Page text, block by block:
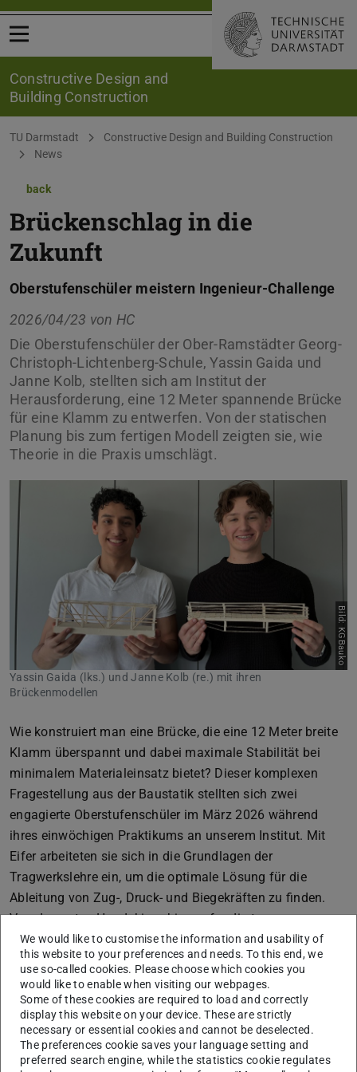
Open menu
Constructive Design and
Building Construction
You are here:
TU Darmstadt
Constructive Design and Building Construction
News
back
Brückenschlag in die
Zukunft
Oberstufenschüler meistern Ingenieur-Challenge
2026/04/23 von HC
Die Oberstufenschüler der Ober-Ramstädter Georg-
Christoph-Lichtenberg-Schule, Yassin Gaida und
Janne Kolb, stellten sich am Institut der
Herausforderung, eine 12 Meter spannende Brücke
für eine Klamm zu entwerfen. Von der statischen
Planung bis zum fertigen Modell zeigten sie, wie
Theorie in die Praxis umschlägt.
Bild: KGBauko
Yassin Gaida (lks.) und Janne Kolb (re.) mit ihren
Brückenmodellen
Zurück
Wie konstruiert man eine Brücke, die eine 12 Meter breite
Klamm überspannt und dabei maximale Stabilität bei
minimalem Materialeinsatz bietet? Dieser komplexen
Fragestellung aus der Baustatik stellten sich zwei
engagierte Oberstufenschüler im März 2026 während
ihres einwöchigen Praktikums an unserem Institut. Mit
Eifer arbeiteten sie sich in die Grundlagen der
Tragwerkslehre ein, um die optimale Lösung für die
Ableitung von Zug-, Druck- und Biegekräften zu finden.
Von der ersten Handskizze bis zur fundierten
Entscheidung für ein spezifisches System bewiesen die
Nachwuchstalente, dass technisches Verständnis und
kreative Planung im Bauingenieurwesen Hand in Hand
gehen.
In der praktischen Phase wurde der Schreibtisch gegen
die Modellbauwerkstatt getauscht. Unter der Anleitung
We would like to customise the information and usability of
this website to your preferences and needs. To this end, we
use so-called cookies. Please choose which cookies you
would like to enable when visiting our webpages.
Some of these cookies are required to load and correctly
display this website on your device. These are strictly
necessary or essential cookies and cannot be deselected.
The preferences cookie saves your language setting and
preferred search engine, while the statistics cookie regulates